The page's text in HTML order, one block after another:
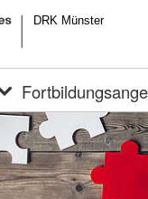
DRK Münster